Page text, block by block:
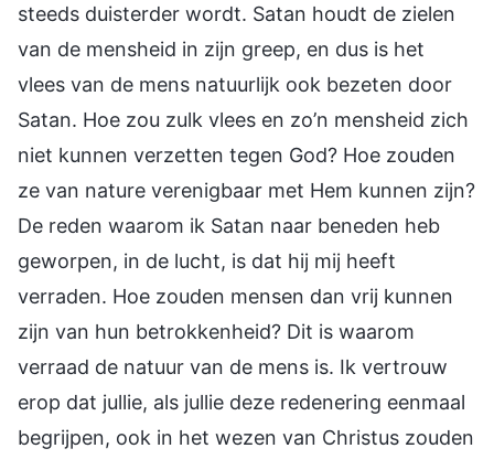
steeds duisterder wordt. Satan houdt de zielen
van de mensheid in zijn greep, en dus is het
vlees van de mens natuurlijk ook bezeten door
Satan. Hoe zou zulk vlees en zo’n mensheid zich
niet kunnen verzetten tegen God? Hoe zouden
ze van nature verenigbaar met Hem kunnen zijn?
De reden waarom ik Satan naar beneden heb
geworpen, in de lucht, is dat hij mij heeft
verraden. Hoe zouden mensen dan vrij kunnen
zijn van hun betrokkenheid? Dit is waarom
verraad de natuur van de mens is. Ik vertrouw
erop dat jullie, als jullie deze redenering eenmaal
begrijpen, ook in het wezen van Christus zouden